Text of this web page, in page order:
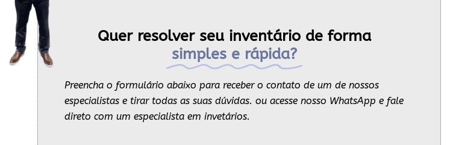
Quer resolver seu inventário de forma
simples e rápida?
Preencha o formulário abaixo para receber o contato de um de nossos
especialistas e tirar todas as suas dúvidas. ou acesse nosso WhatsApp e fale
direto com um especialista em invetários.